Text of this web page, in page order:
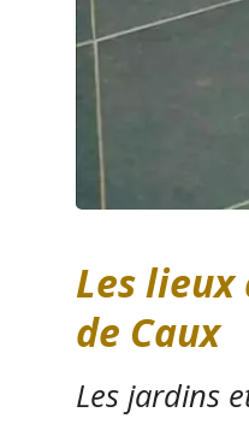
Les lieux
de Caux
Les jardins